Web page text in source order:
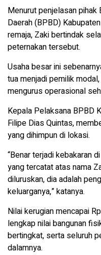
Menurut penjelasan pihak
Daerah (BPBD)
remaja, Zaki bertindak
peternakan tersebut.
Usaha besar ini
tua menjadi pemilik
mengurus operasional
Kepala Pelaksana BPBD
Filipe Dias Quintas,
yang dihimpun di lokasi.
“Benar terjadi kebakaran
yang tercatat atas nama
diluruskan, dia adalah
keluarganya,” katanya.
Nilai kerugian mencapai
lengkap nilai bangunan
bertingkat, serta seluruh
dalamnya.